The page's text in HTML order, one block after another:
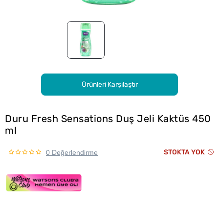
Ürünleri Karşılaştır
Duru Fresh Sensations Duş Jeli Kaktüs 450
ml
0 Değerlendirme STOKTA YOK